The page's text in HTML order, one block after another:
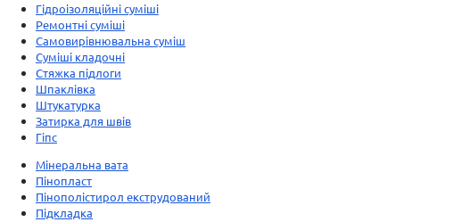
Гідроізоляційні суміші
Ремонтні суміші
Самовирівнювальна суміш
Суміші кладочні
Стяжка підлоги
Шпаклівка
Штукатурка
Затирка для швів
Гіпс
Мінеральна вата
Пінопласт
Пінополістирол екструдований
Підкладка